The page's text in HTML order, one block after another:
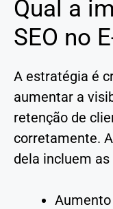
Qual a
SEO no
A estratégia é
aumentar a
retenção de
corretamente.
dela incluem